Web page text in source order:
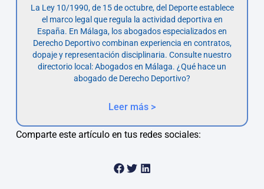
La Ley 10/1990, de 15 de octubre, del Deporte establece
el marco legal que regula la actividad deportiva en
España. En Málaga, los abogados especializados en
Derecho Deportivo combinan experiencia en contratos,
dopaje y representación disciplinaria. Consulte nuestro
directorio local: Abogados en Málaga. ¿Qué hace un
abogado de Derecho Deportivo?
Leer más >
Comparte este artículo en tus redes sociales: